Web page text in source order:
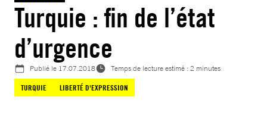
Turquie : fin de l’état
d’urgence
Publié le 17.07.2018
Temps de lecture estimé : 2 minutes
TURQUIE
LIBERTÉ D'EXPRESSION